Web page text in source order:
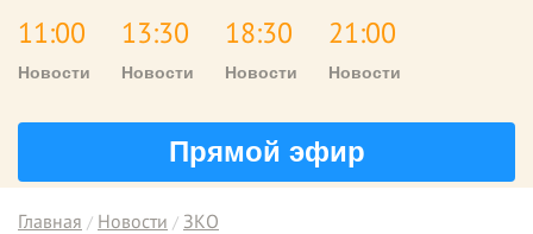
11:00
Новости
13:30
Новости
18:30
Новости
21:00
Новости
Прямой эфир
Главная Новости ЗКО